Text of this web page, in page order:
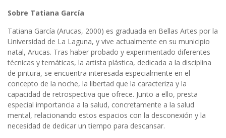
Sobre Tatiana García
Tatiana García (Arucas, 2000) es graduada en Bellas Artes por la
Universidad de La Laguna, y vive actualmente en su municipio
natal, Arucas. Tras haber probado y experimentado diferentes
técnicas y temáticas, la artista plástica, dedicada a la disciplina
de pintura, se encuentra interesada especialmente en el
concepto de la noche, la libertad que la caracteriza y la
capacidad de retrospectiva que ofrece. Junto a ello, presta
especial importancia a la salud, concretamente a la salud
mental, relacionando estos espacios con la desconexión y la
necesidad de dedicar un tiempo para descansar.